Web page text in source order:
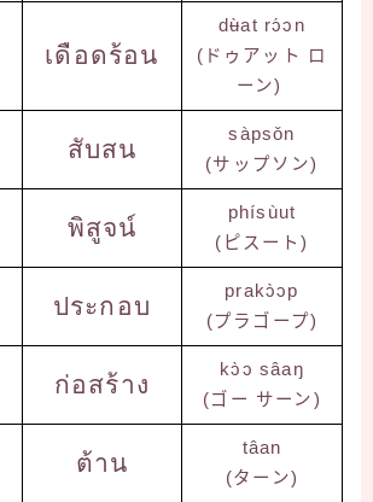
เดือดร้อน
dʉ̀at rɔ́ɔn
(ドゥアット ロ
ーン)
สับสน
sàpsǒn
(サップソン)
พิสูจน์
phísùut
(ピスート)
ประกอบ
prakɔ̀ɔp
(プラゴープ)
ก่อสร้าง
kɔ̀ɔ sâaŋ
(ゴー サーン)
ต้าน
tâan
(ターン)